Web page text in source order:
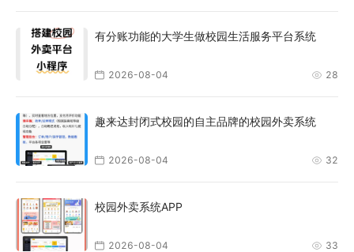
有分账功能的大学生做校园生活服务平台系统
2026-08-04 28
趣来达封闭式校园的自主品牌的校园外卖系统
2026-08-04 32
校园外卖系统APP
2026-08-04 33